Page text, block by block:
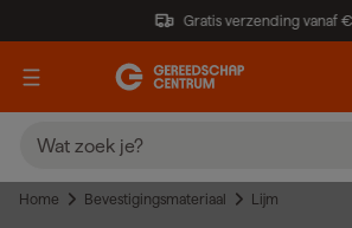
Gratis verzending vanaf
Home Bevestigingsmateriaal Lijm